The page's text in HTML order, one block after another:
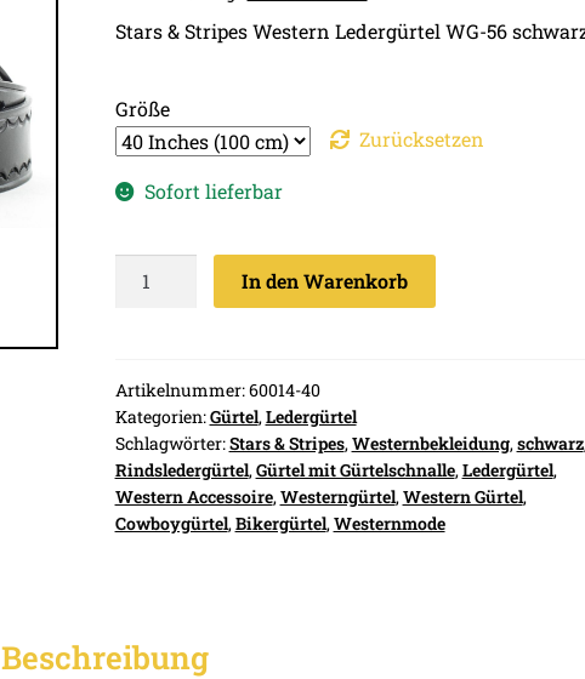
Stars & Stripes Western Ledergürtel WG-56
Größe
Zurücksetzen
Sofort lieferbar
Stars
Ledergürtel
WG-
56
schwarz
Menge
In den Warenkorb
Artikelnummer:60014-40
Kategorien:Gürtel,Ledergürtel
Schlagwörter:Stars & Stripes,Westernbekleidung,schwarz
Rindsledergürtel,Gürtel mit Gürtelschnalle,Ledergürtel,
Western Accessoire,Westerngürtel,Western Gürtel,
Cowboygürtel,Bikergürtel,Westernmode
Beschreibung